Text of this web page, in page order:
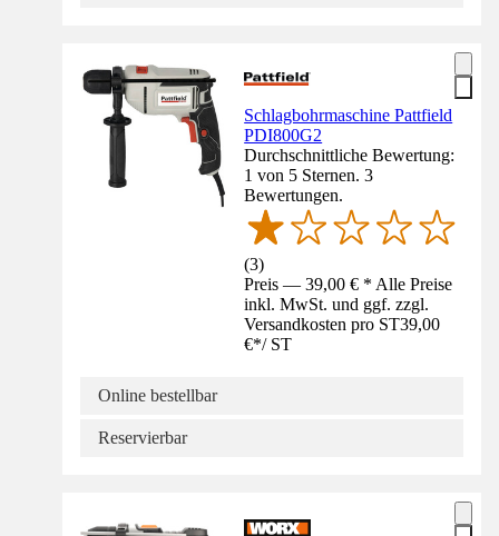
Schlagbohrmaschine Pattfield
PDI800G2
Durchschnittliche Bewertung:
1 von 5 Sternen. 3
Bewertungen.
(3)
Preis — 39,00 € * Alle Preise
inkl. MwSt. und ggf. zzgl.
Versandkosten pro ST39,00
€*/ ST
Online bestellbar
Reservierbar